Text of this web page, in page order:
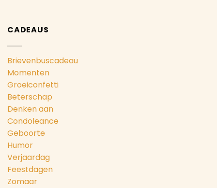
CADEAUS
Brievenbuscadeau
Momenten
Groeiconfetti
Beterschap
Denken aan
Condoleance
Geboorte
Humor
Verjaardag
Feestdagen
Zomaar